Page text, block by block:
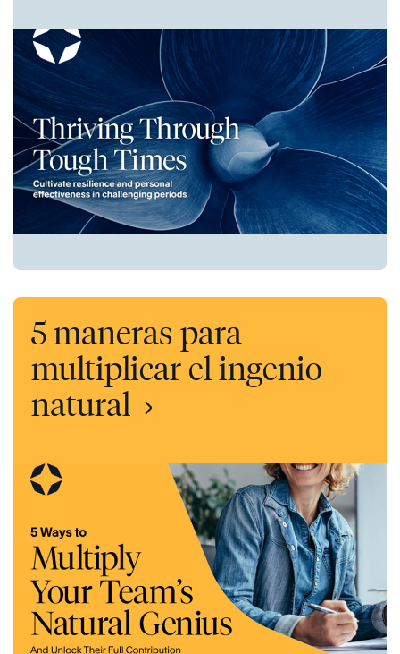
5 maneras para
multiplicar el ingenio
natural